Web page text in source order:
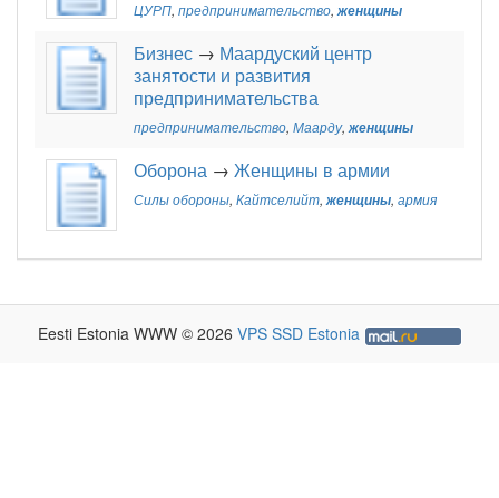
ЦУРП, предпринимательство,женщины
Бизнес → Маардуский центр
занятости и развития
предпринимательства
предпринимательство, Маарду,женщины
Оборона → Женщины в армии
Силы обороны, Кайтселийт,женщины, армия
Eesti Estonia WWW © 2026 VPS SSD Estonia